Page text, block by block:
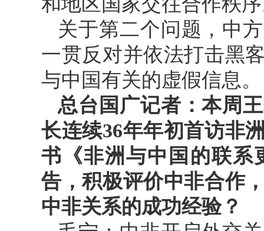
关于第二个问题，中
一贯反对并依法打击黑
与中国有关的虚假信息。
总台国广记者：本周
长连续36年年初首访非
书《非洲与中国的联系
告，积极评价中非合作
中非关系的成功经验？